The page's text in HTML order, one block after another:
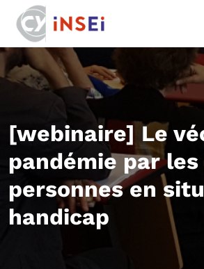
[webinaire] Le
pandémie par les
personnes en
handicap